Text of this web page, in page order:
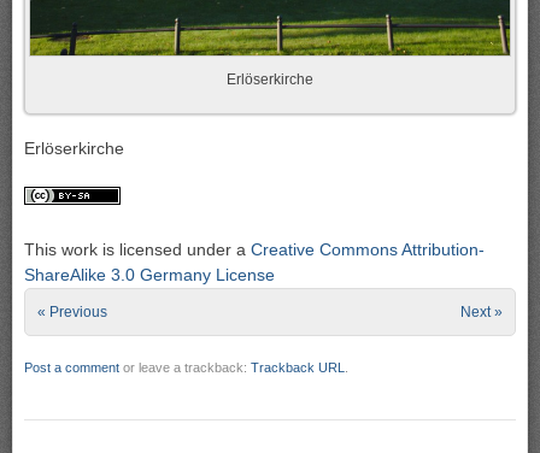
Erlöserkirche
Erlöserkirche
This work is licensed under a Creative Commons Attribution-
ShareAlike 3.0 Germany License
« Previous Next »
Post a comment or leave a trackback: Trackback URL